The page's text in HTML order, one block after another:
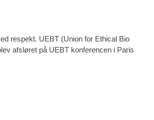
respekt. UEBT (Union for Ethical Bio
afsløret på UEBT konferencen i Paris